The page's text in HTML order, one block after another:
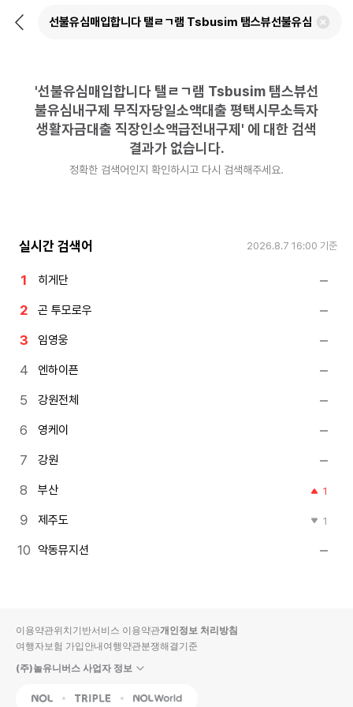
뒤
검
'선불유심매입합니다 탤ㄹㄱ램 Tsbusim 탬스뷰선
불유심내구제 무직자당일소액대출 평택시무소득자
생활자금대출 직장인소액급전내구제 ' 에 대한 검색
결과가 없습니다.
정확한 검색어인지 확인하시고 다시 검색해주세요.
실시간 검색어 2026.8.7 16:00 기준
히게단
곤 투모로우
임영웅
엔하이픈
강원전체
영케이
강원
부산 1
제주도 1
악동뮤지션
이용약관위치기반서비스 이용약관개인정보 처리방침
여행자보험 가입안내여행약관분쟁해결기준
(주)놀유니버스 사업자 정보
NOL Triple Interpark Global